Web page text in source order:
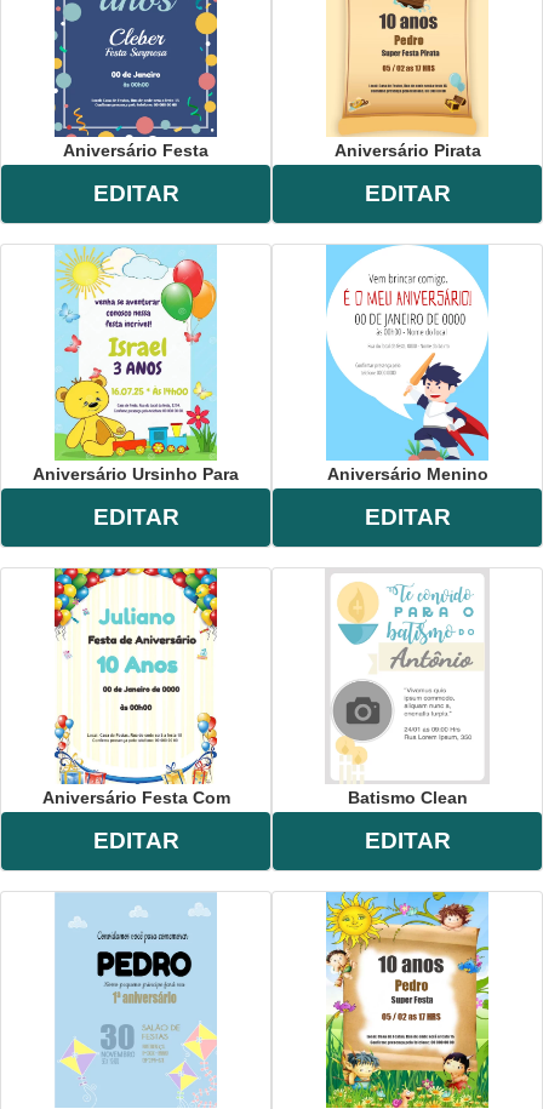
Aniversário Festa
EDITAR
Aniversário Pirata
EDITAR
Aniversário Ursinho Para
EDITAR
Aniversário Menino
EDITAR
Aniversário Festa Com
EDITAR
Batismo Clean
EDITAR